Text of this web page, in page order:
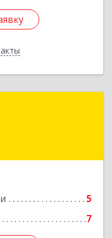
5
7
Дмитровский р-н,